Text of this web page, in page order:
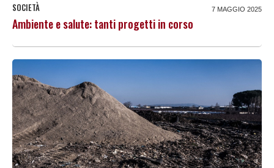
SOCIETÀ 7 MAGGIO 2025
Ambiente e salute: tanti progetti in corso